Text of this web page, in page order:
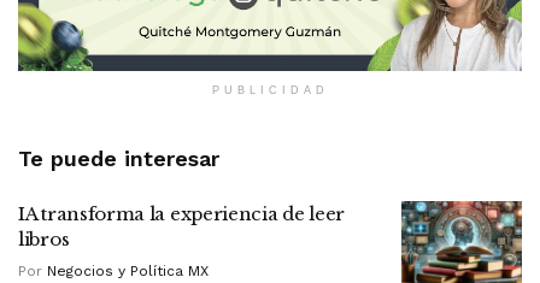
PUBLICIDAD
Te puede interesar
IA transforma la experiencia de leer
libros
Por Negocios y Política MX